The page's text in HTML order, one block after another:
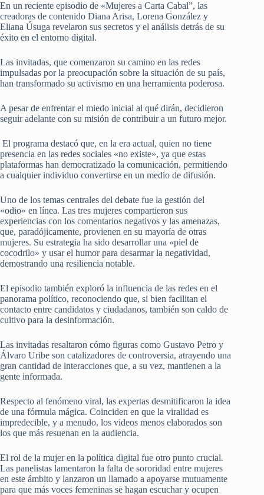
En un reciente episodio de «Mujeres a Carta Cabal”, las
creadoras de contenido Diana Arisa, Lorena González y
Eliana Úsuga revelaron sus secretos y el análisis detrás de su
éxito en el entorno digital.
Las invitadas, que comenzaron su camino en las redes
impulsadas por la preocupación sobre la situación de su país,
han transformado su activismo en una herramienta poderosa.
A pesar de enfrentar el miedo inicial al qué dirán, decidieron
seguir adelante con su misión de contribuir a un futuro mejor.
El programa destacó que, en la era actual, quien no tiene
presencia en las redes sociales «no existe», ya que estas
plataformas han democratizado la comunicación, permitiendo
a cualquier individuo convertirse en un medio de difusión.
Uno de los temas centrales del debate fue la gestión del
«odio» en línea. Las tres mujeres compartieron sus
experiencias con los comentarios negativos y las amenazas,
que, paradójicamente, provienen en su mayoría de otras
mujeres. Su estrategia ha sido desarrollar una «piel de
cocodrilo» y usar el humor para desarmar la negatividad,
demostrando una resiliencia notable.
El episodio también exploró la influencia de las redes en el
panorama político, reconociendo que, si bien facilitan el
contacto entre candidatos y ciudadanos, también son caldo de
cultivo para la desinformación.
Las invitadas resaltaron cómo figuras como Gustavo Petro y
Álvaro Uribe son catalizadores de controversia, atrayendo una
gran cantidad de interacciones que, a su vez, mantienen a la
gente informada.
Respecto al fenómeno viral, las expertas desmitificaron la idea
de una fórmula mágica. Coinciden en que la viralidad es
impredecible, y a menudo, los videos menos elaborados son
los que más resuenan en la audiencia.
El rol de la mujer en la política digital fue otro punto crucial.
Las panelistas lamentaron la falta de sororidad entre mujeres
en este ámbito y lanzaron un llamado a apoyarse mutuamente
para que más voces femeninas se hagan escuchar y ocupen